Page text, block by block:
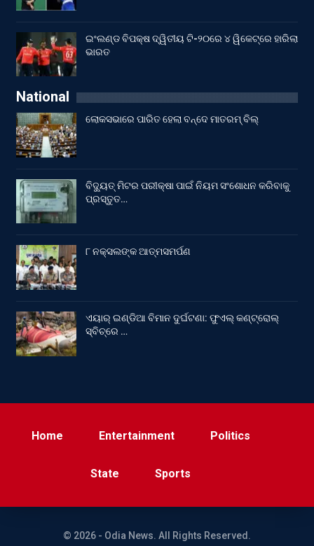
ଇଂଲଣ୍ଡ ବିପକ୍ଷ ଦ୍ୱିତୀୟ ଟି-୨୦ରେ ୪ ୱିକେଟ୍‌ରେ ହାରିଲା
ଭାରତ
National
ଲୋକସଭାରେ ପାରିତ ହେଲା ବନ୍ଦେ ମାତରମ୍‌ ବିଲ୍‌
ବିଦ୍ୟୁତ୍ ମିଟର ପରୀକ୍ଷା ପାଇଁ ନିୟମ ସଂଶୋଧନ କରିବାକୁ
ପ୍ରସ୍ତୁତ…
୮ ନକ୍ସଲଙ୍କ ଆତ୍ମସମର୍ପଣ
ଏୟାର୍ ଇଣ୍ଡିଆ ବିମାନ ଦୁର୍ଘଟଣା: ଫୁଏଲ୍‌ କଣ୍ଟ୍ରୋଲ୍‌
ସ୍ବିଚ୍‌ରେ …
Home Entertainment Politics
State Sports
© 2026 - Odia News. All Rights Reserved.